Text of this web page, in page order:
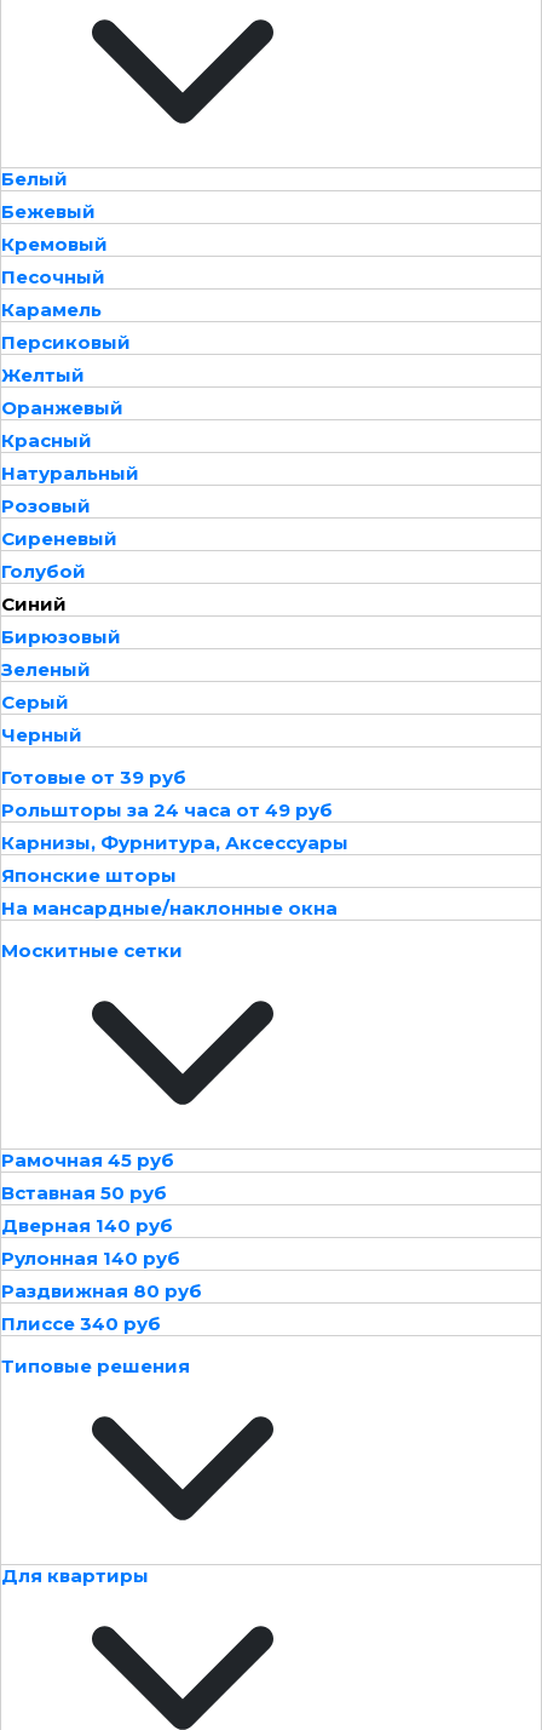
Белый
Бежевый
Кремовый
Песочный
Карамель
Персиковый
Желтый
Оранжевый
Красный
Натуральный
Розовый
Сиреневый
Голубой
Синий
Бирюзовый
Зеленый
Серый
Черный
Готовые от 39 руб
Рольшторы за 24 часа от 49 руб
Карнизы, Фурнитура, Аксессуары
Японские шторы
На мансардные/наклонные окна
Москитные сетки
Рамочная 45 руб
Вставная 50 руб
Дверная 140 руб
Рулонная 140 руб
Раздвижная 80 руб
Плиссе 340 руб
Типовые решения
Для квартиры